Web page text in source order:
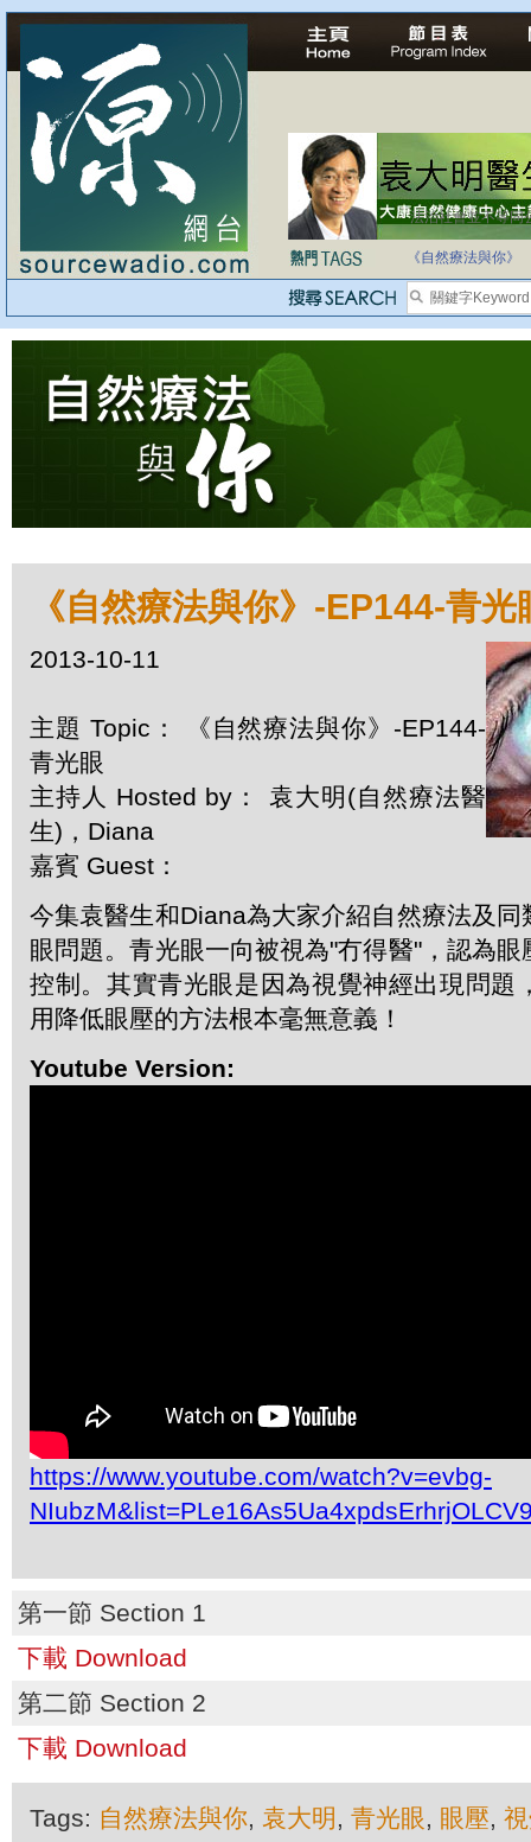
法治社會並不等同
《自然療法與你》
《自然療法與你》-EP144-青光
2013-10-11
主題 Topic： 《自然療法與你》-EP144-
青光眼
主持人 Hosted by： 袁大明(自然療法醫
生)，Diana
嘉賓 Guest：
今集袁醫生和Diana為大家介紹自然療法及
眼問題。青光眼一向被視為"冇得醫"，認為
控制。其實青光眼是因為視覺神經出現問題
用降低眼壓的方法根本毫無意義！
Youtube Version:
https://www.youtube.com/watch?v=evbg-
第一節 Section 1
下載 Download
第二節 Section 2
下載 Download
Tags: 自然療法與你, 袁大明 , 青光眼, 眼壓,